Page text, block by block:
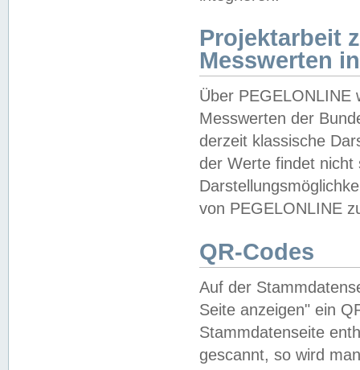
Projektarbeit
Messwerten
Über PEGELONLINE
Messwerten der
derzeit klassische
der Werte findet
von PEGELONLINE
QR-Codes
Auf der
Seite anzeigen" ein
Stammdatenseite
gescannt, so wird